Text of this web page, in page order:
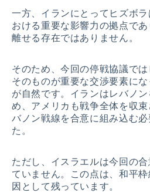
一方、イランにとってヒズボ
おける重要な影響力の拠点であ
離せる存在ではありません。
そのため、今回の停戦協議で
そのものが重要な交渉要素に
が自然です。イランはレバノ
め、アメリカも戦争全体を収
バノン戦線を合意に組み込む必
た。
ただし、イスラエルは今回の
ていません。この点は、和平
因として残っています。